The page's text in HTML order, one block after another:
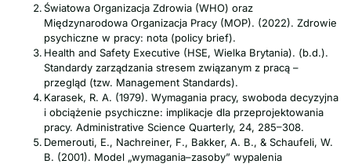
Światowa Organizacja Zdrowia (WHO) oraz
Międzynarodowa Organizacja Pracy (MOP). (2022). Zdrowie
psychiczne w pracy: nota (policy brief).
Health and Safety Executive (HSE, Wielka Brytania). (b.d.).
Standardy zarządzania stresem związanym z pracą –
przegląd (tzw. Management Standards).
Karasek, R. A. (1979). Wymagania pracy, swoboda decyzyjna
i obciążenie psychiczne: implikacje dla przeprojektowania
pracy. Administrative Science Quarterly, 24, 285–308.
Demerouti, E., Nachreiner, F., Bakker, A. B., & Schaufeli, W.
B. (2001). Model „wymagania–zasoby” wypalenia